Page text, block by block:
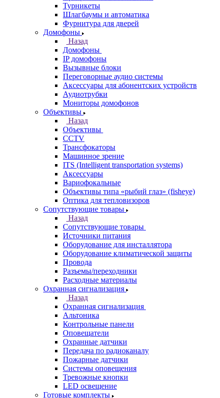
Турникеты
Шлагбаумы и автоматика
Фурнитура для дверей
Домофоны
Назад
Домофоны
IP домофоны
Вызывные блоки
Переговорные аудио системы
Аксессуары для абонентских устройств
Аудиотрубки
Мониторы домофонов
Объективы
Назад
Объективы
CCTV
Трансфокаторы
Машинное зрение
ITS (Intelligent transportation systems)
Аксессуары
Вариофокальные
Объективы типа «рыбий глаз» (fisheye)
Оптика для тепловизоров
Сопутствующие товары
Назад
Сопутствующие товары
Источники питания
Оборудование для инсталлятора
Оборудование климатической защиты
Провода
Разъемы/переходники
Расходные материалы
Охранная сигнализация
Назад
Охранная сигнализация
Альтоника
Контрольные панели
Оповещатели
Охранные датчики
Передача по радиоканалу
Пожарные датчики
Системы оповещения
Тревожные кнопки
LED освещение
Готовые комплекты